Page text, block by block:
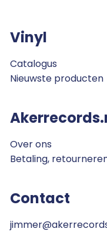
Vinyl
Catalogus
Nieuwste producten
Over ons
Betaling,
Contact